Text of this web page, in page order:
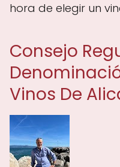
hora de elegir un
Consejo
Vinos De